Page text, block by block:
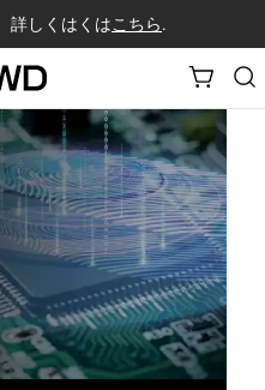
しくはくはこちら.